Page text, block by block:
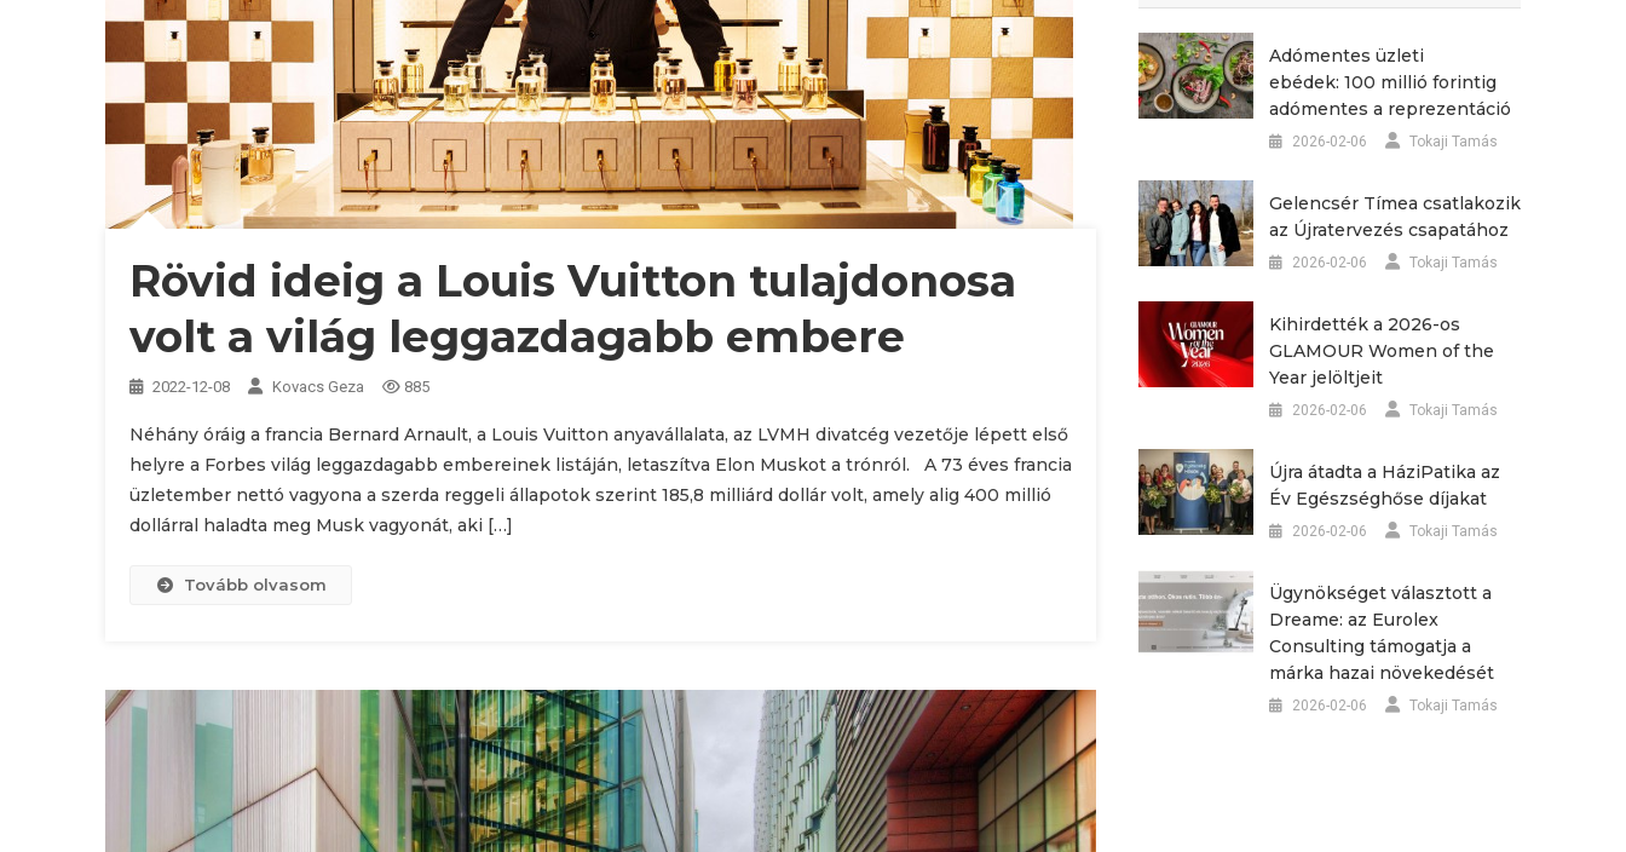
Rövid ideig a Louis Vuitton tulajdonosa
volt a világ leggazdagabb embere
2022-12-08 Kovacs Geza 885
Néhány óráig a francia Bernard Arnault, a Louis Vuitton anyavállalata, az LVMH divatcég vezetője lépett első
helyre a Forbes világ leggazdagabb embereinek listáján, letaszítva Elon Muskot a trónról. A 73 éves francia
üzletember nettó vagyona a szerda reggeli állapotok szerint 185,8 milliárd dollár volt, amely alig 400 millió
dollárral haladta meg Musk vagyonát, aki […]
Tovább olvasom
Adómentes üzleti
ebédek: 100 millió forintig
adómentes a reprezentáció
2026-02-06 Tokaji Tamás
Gelencsér Tímea csatlakozik
az Újratervezés csapatához
2026-02-06 Tokaji Tamás
Kihirdették a 2026-os
GLAMOUR Women of the
Year jelöltjeit
2026-02-06 Tokaji Tamás
Újra átadta a HáziPatika az
Év Egészséghőse díjakat
2026-02-06 Tokaji Tamás
Ügynökséget választott a
Dreame: az Eurolex
Consulting támogatja a
márka hazai növekedését
2026-02-06 Tokaji Tamás